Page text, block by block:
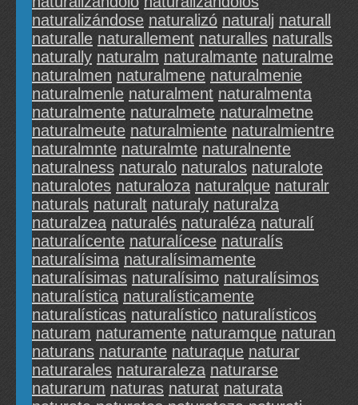
naturalizándose naturalizó naturalj naturall
naturalle naturallement naturalles naturalls
naturally naturalm naturalmante naturalme
naturalmen naturalmene naturalmenie
naturalmenle naturalment naturalmenta
naturalmente naturalmete naturalmetne
naturalmeute naturalmiente naturalmientre
naturalmnte naturalmte naturalnente
naturalness naturalo naturalos naturalote
naturalotes naturaloza naturalque naturalr
naturals naturalt naturaly naturalza
naturalzea naturalés naturaléza naturalí
naturalícente naturalícese naturalís
naturalísima naturalísimamente
naturalísimas naturalísimo naturalísimos
naturalística naturalísticamente
naturalísticas naturalístico naturalísticos
naturam naturamente naturamque naturan
naturans naturante naturaque naturar
naturarales naturaraleza naturarse
naturarum naturas naturat naturata